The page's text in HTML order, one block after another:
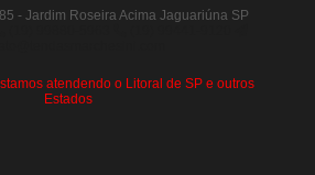
- Jardim Roseira Acima Jaguariúna SP
atendendo o Litoral de SP e outros
Estados